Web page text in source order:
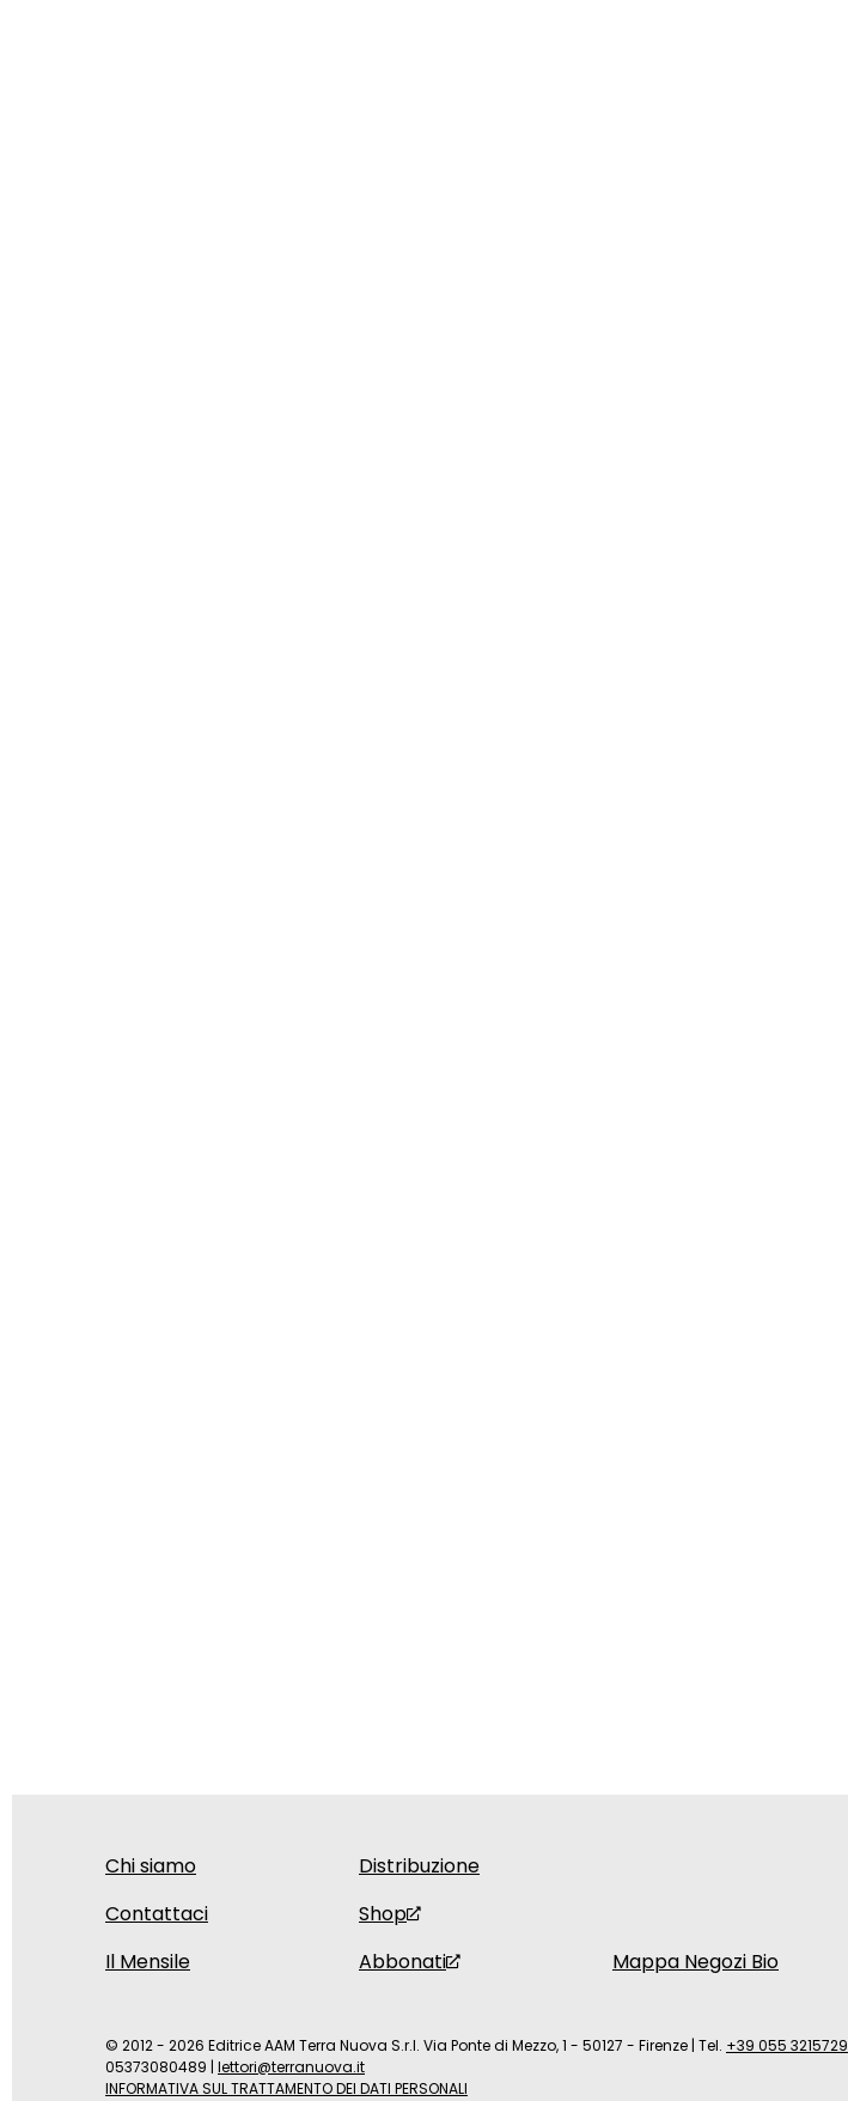
Chi siamo
Contattaci
Il Mensile
Distribuzione
Shop
Abbonati
Mappa Negozi Bio
© 2012 - 2026 Editrice AAM Terra Nuova S.r.l. Via Ponte di Mezzo, 1 - 50127 - Firenze | Tel. +39 055 3215729
05373080489 | lettori@terranuova.it
INFORMATIVA SUL TRATTAMENTO DEI DATI PERSONALI